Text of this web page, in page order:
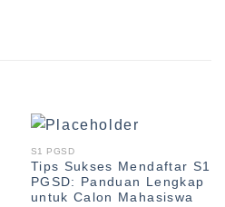
S1 PGSD
Tips Sukses Mendaftar S1
PGSD: Panduan Lengkap
untuk Calon Mahasiswa